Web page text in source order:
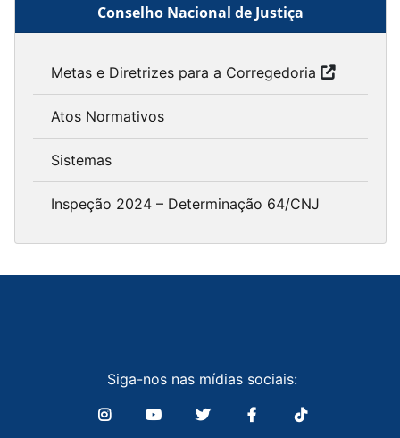
Conselho Nacional de Justiça
Metas e Diretrizes para a Corregedoria
Atos Normativos
Sistemas
Inspeção 2024 – Determinação 64/CNJ
Siga-nos nas mídias sociais: